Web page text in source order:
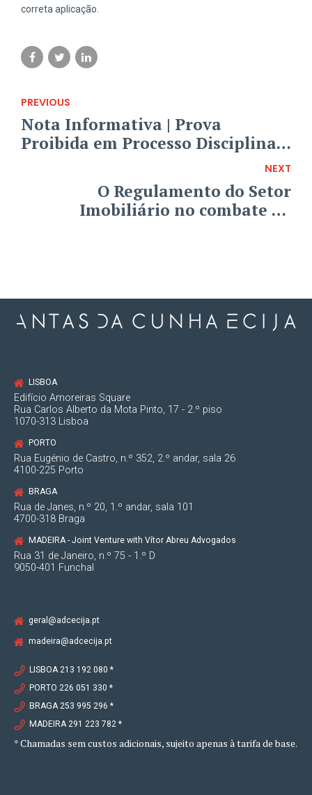
correta aplicação.
PREVIOUS
Nota Informativa | Prova
Proibida em Processo Disciplinar
| Acórdão do Tribunal da Relação
de Évora, de 28.03.2019 PROC. N. º
747/18.5T8PTM.E1
NEXT
O Regulamento do Setor
Imobiliário no combate ao
LISBOA
Edifício Amoreiras Square
Rua Carlos Alberto da Mota Pinto, 17 - 2.º piso
1070-313 Lisboa
PORTO
Rua Eugénio de Castro, n.º 352, 2.º andar, sala 26
4100-225 Porto
BRAGA
Rua de Janes, n.º 20, 1.º andar, sala 101
4700-318 Braga
MADEIRA - Joint Venture with Vítor Abreu Advogados
Rua 31 de Janeiro, n.º 75 - 1.º D
9050-401 Funchal
geral@adcecija.pt
madeira@adcecija.pt
LISBOA 213 192 080 *
PORTO 226 051 330 *
BRAGA 253 995 296 *
MADEIRA 291 223 782 *
* Chamadas sem custos adicionais, sujeito apenas à tarifa de base.